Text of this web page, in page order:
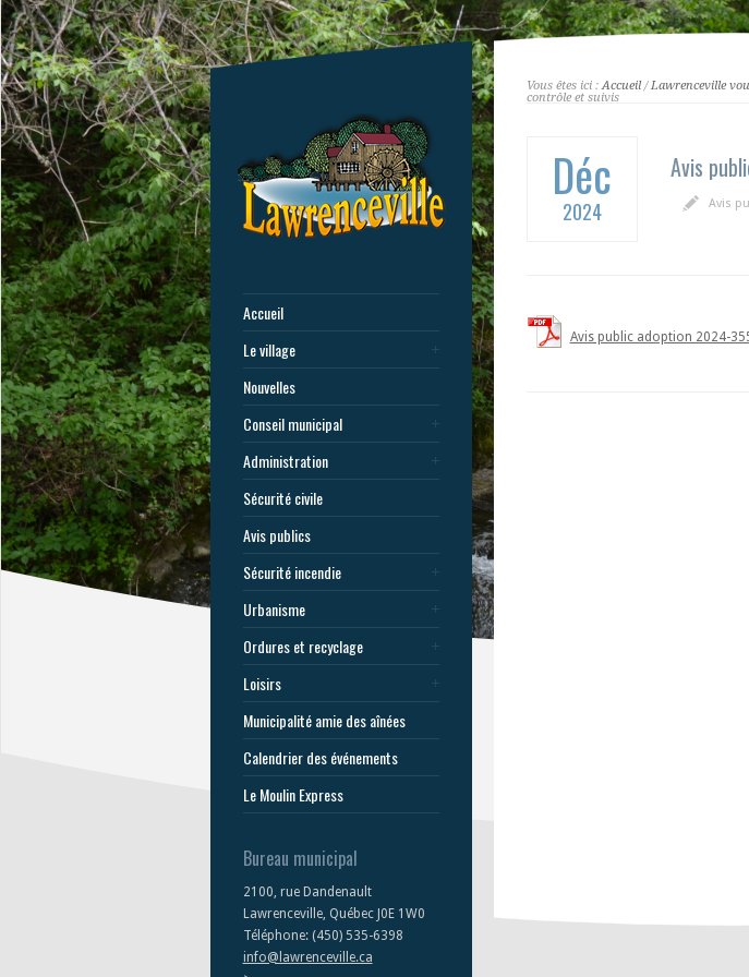
Accueil
Le village
Nouvelles
Conseil municipal
Administration
Sécurité civile
Avis publics
Sécurité incendie
Urbanisme
Ordures et recyclage
Loisirs
Municipalité amie des aînées
Calendrier des événements
Le Moulin Express
Bureau municipal
2100, rue Dandenault
Lawrenceville, Québec J0E 1W0
Téléphone: (450) 535-6398
info@lawrenceville.ca
Vous êtes ici :Accueil/Lawrenceville
contrôle et suivis
Déc
2024
Avis
Avis
Avis public adoption 2024-